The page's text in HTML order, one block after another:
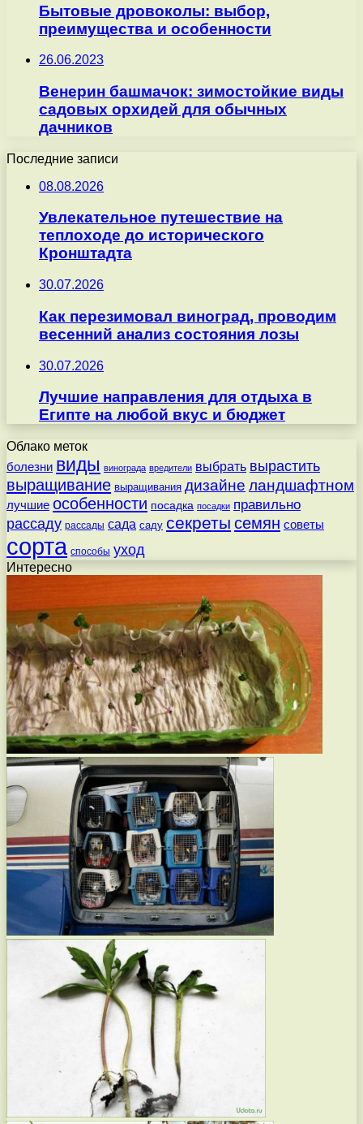
Бытовые дровоколы: выбор,
преимущества и особенности
26.06.2023
Венерин башмачок: зимостойкие виды
садовых орхидей для обычных
дачников
Последние записи
08.08.2026
Увлекательное путешествие на
теплоходе до исторического
Кронштадта
30.07.2026
Как перезимовал виноград, проводим
весенний анализ состояния лозы
30.07.2026
Лучшие направления для отдыха в
Египте на любой вкус и бюджет
Облако меток
болезни виды винограда вредители выбрать вырастить
выращивание выращивания дизайне ландшафтном
лучшие особенности посадка посадки правильно
рассаду рассады сада саду секреты семян советы
сорта способы уход
Интересно